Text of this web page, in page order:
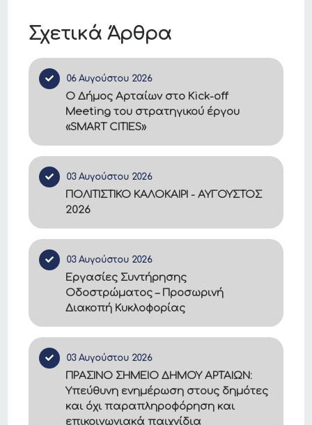
Σχετικά Άρθρα
06 Αυγούστου 2026
Ο Δήμος Αρταίων στο Kick-off
Meeting του στρατηγικού έργου
«SMART CITIES»
03 Αυγούστου 2026
ΠΟΛΙΤΙΣΤΙΚΟ ΚΑΛΟΚΑΙΡΙ - ΑΥΓΟΥΣΤΟΣ
2026
03 Αυγούστου 2026
Εργασίες Συντήρησης
Οδοστρώματος – Προσωρινή
Διακοπή Κυκλοφορίας
03 Αυγούστου 2026
ΠΡΑΣΙΝΟ ΣΗΜΕΙΟ ΔΗΜΟΥ ΑΡΤΑΙΩΝ:
Υπεύθυνη ενημέρωση στους δημότες
και όχι παραπληροφόρηση και
επικοινωνιακά παιχνίδια